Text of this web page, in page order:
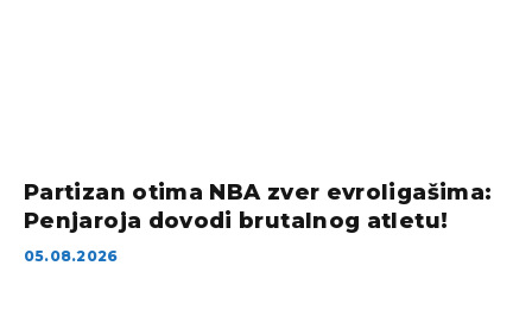
Partizan otima NBA zver evroligašima:
Penjaroja dovodi brutalnog atletu!
05.08.2026